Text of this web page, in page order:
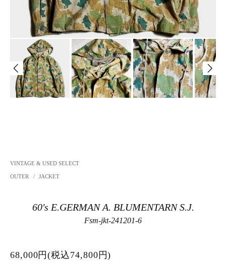
VINTAGE & USED SELECT
OUTER / JACKET
60's E.GERMAN A. BLUMENTARN S.J.
Fsm-jkt-241201-6
68,000円(税込74,800円)